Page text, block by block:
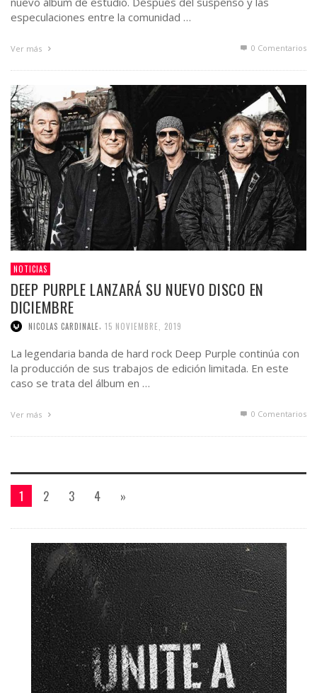
especulaciones entre la comunidad …
Ver más 0 Comentarios
NOTICIAS
DEEP PURPLE LANZARÁ SU NUEVO DISCO EN
DICIEMBRE
NICOLAS CARDINALE 15 NOVIEMBRE, 2019
La legendaria banda de hard rock Deep Purple continúa con
la producción de sus trabajos de edición limitada. En este
caso se trata del álbum en …
Ver más 0 Comentarios
1 2 3 4 »